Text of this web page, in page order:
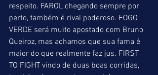
respeito. FAROL chegando sempre por
perto, também é rival poderoso. FOGO
VERDE será muito apostado com Bruno
Queiroz, mas achamos que sua fama é
maior do que realmente faz jus. FIRST
TO FIGHT vindo de duas boas corridas,